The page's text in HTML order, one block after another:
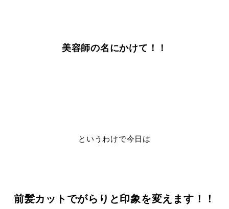
美容師の名にかけて！！
というわけで今日は
前髪カットでがらりと印象を変えます！！